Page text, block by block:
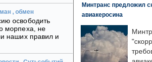
, обмен
освободить
морпеха, не
наших правил и
Минтранс предложил
авиакеросина